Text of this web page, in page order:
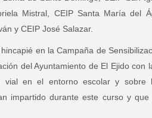
Mistral, CEIP Santa María del
y CEIP José Salazar.
en la Campaña de
del Ayuntamiento de El Ejido con
vial en el entorno escolar y sobre
impartido durante este curso y